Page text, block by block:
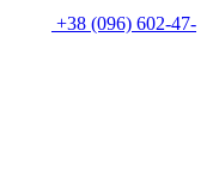
+38 (096) 602-47-